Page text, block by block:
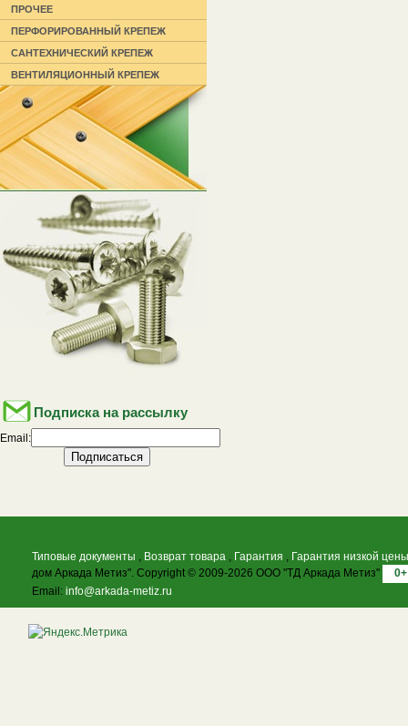
ПРОЧЕЕ
ПЕРФОРИРОВАННЫЙ КРЕПЕЖ
САНТЕХНИЧЕСКИЙ КРЕПЕЖ
ВЕНТИЛЯЦИОННЫЙ КРЕПЕЖ
Подписка на рассылку
Email:
Типовые документы , Возврат товара , Гарантия , Гарантия низкой цены
дом Аркада Метиз". Copyright © 2009-2026 ООО "ТД Аркада Метиз"
0+
Email: info@arkada-metiz.ru